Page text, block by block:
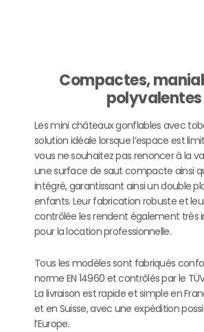
Compactes,
polyvalentes
Les mini châteaux gonflables avec
solution idéale lorsque l’espace est
vous ne souhaitez pas renoncer à la
une surface de saut compacte ainsi
intégré, garantissant ainsi un double
enfants. Leur fabrication robuste et
contrôlée les rendent également très
pour la location professionnelle.
Tous les modèles sont fabriqués
norme EN 14960 et contrôlés par le TÜV
La livraison est rapide et simple en
et en Suisse, avec une expédition
l’Europe.